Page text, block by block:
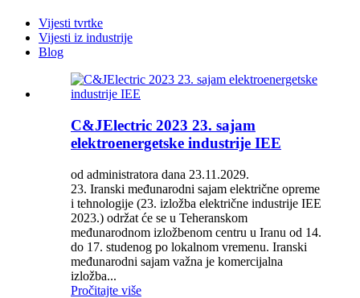
Vijesti tvrtke
Vijesti iz industrije
Blog
C&JElectric 2023 23. sajam
elektroenergetske industrije IEE
od administratora dana 23.11.2029.
23. Iranski međunarodni sajam električne opreme
i tehnologije (23. izložba električne industrije IEE
2023.) održat će se u Teheranskom
međunarodnom izložbenom centru u Iranu od 14.
do 17. studenog po lokalnom vremenu. Iranski
međunarodni sajam važna je komercijalna
izložba...
Pročitajte više